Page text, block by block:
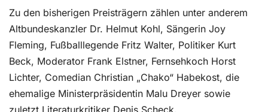
Zu den bisherigen Preisträgern zählen unter anderem
Altbundeskanzler Dr. Helmut Kohl, Sängerin Joy
Fleming, Fußballlegende Fritz Walter, Politiker Kurt
Beck, Moderator Frank Elstner, Fernsehkoch Horst
Lichter, Comedian Christian „Chako“ Habekost, die
ehemalige Ministerpräsidentin Malu Dreyer sowie